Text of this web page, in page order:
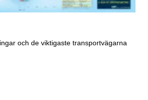
och de viktigaste transportvägarna